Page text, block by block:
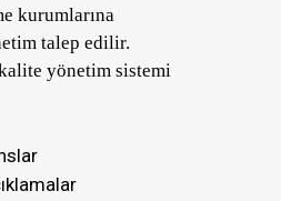
kurumlarına
talep edilir.
yönetim sistemi